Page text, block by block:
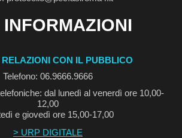
INFORMAZIONI
RELAZIONI CON IL PUBBLICO
Telefono: 06.9666.9666
dal lunedì al venerdì ore 10,00-
12,00
e giovedì ore 15,00-17,00
> URP DIGITALE